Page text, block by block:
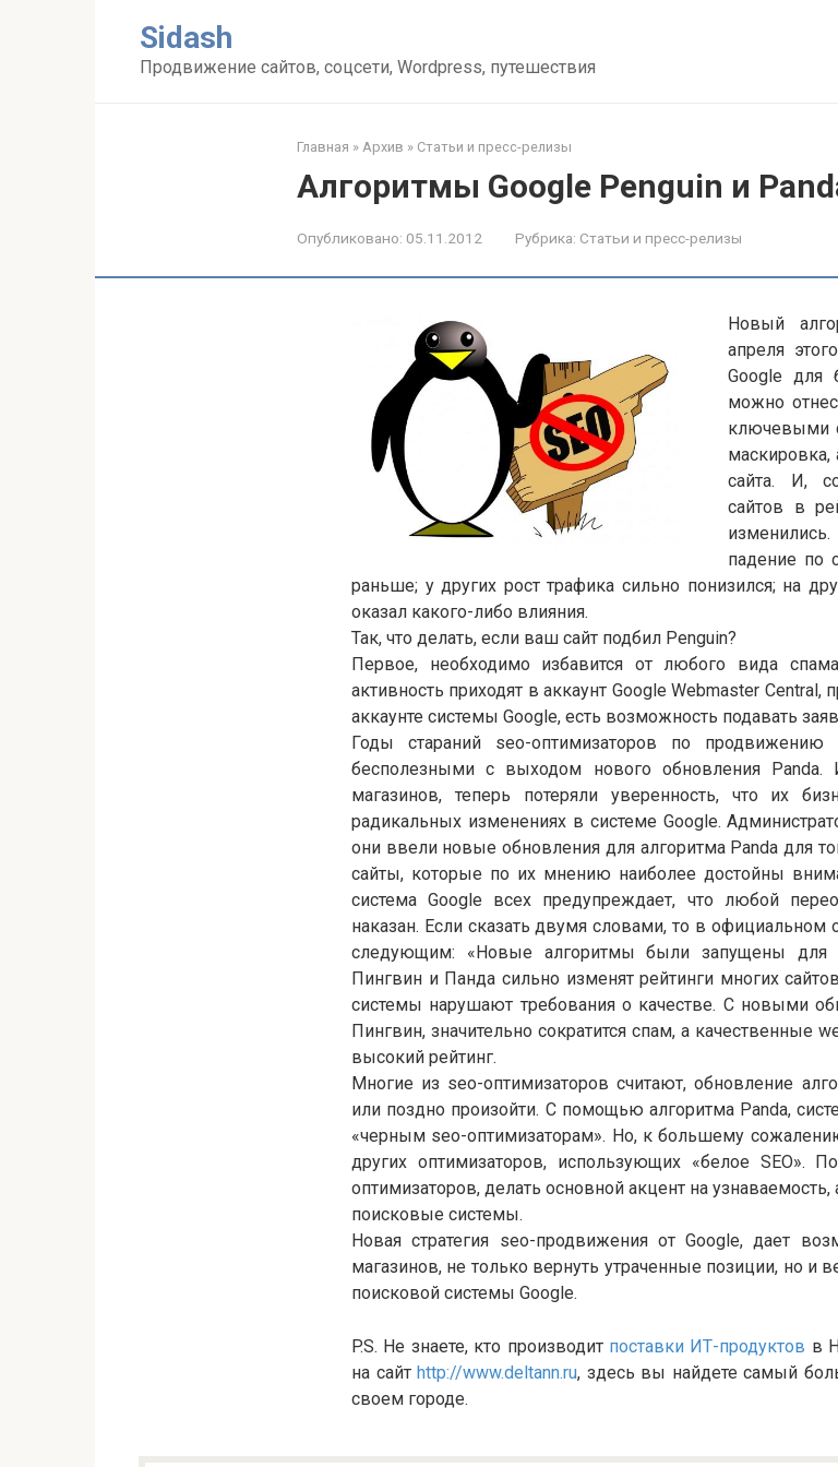
Sidash
Продвижение сайтов, соцсети, Wordpress, путешествия
Главная » Архив » Статьи и пресс-релизы
Алгоритмы Google Penguin и
Опубликовано: 05.11.2012 Рубрика: Статьи и пресс-релизы
Новый
апреля
Google для
можно
ключевыми
маскировка,
сайта. И,
сайтов в
падение по
раньше; у других рост трафика сильно понизился; на
оказал какого-либо влияния.
Так, что делать, если ваш сайт подбил Penguin?
Первое, необходимо избавится от любого вида
активность приходят в аккаунт Google Webmaster Central,
аккаунте системы Google, есть возможность подавать
Годы стараний seo-оптимизаторов по продвижению
бесполезными с выходом нового обновления Panda.
магазинов, теперь потеряли уверенность, что их
радикальных изменениях в системе Google.
они ввели новые обновления для алгоритма Panda для
сайты, которые по их мнению наиболее достойны
система Google всех предупреждает, что любой
наказан. Если сказать двумя словами, то в
следующим: «Новые алгоритмы были запущены для
Пингвин и Панда сильно изменят рейтинги многих
системы нарушают требования о качестве. С новыми
Пингвин, значительно сократится спам, а качественные
высокий рейтинг.
Многие из seo-оптимизаторов считают, обновление
или поздно произойти. С помощью алгоритма Panda,
«черным seo-оптимизаторам». Но, к большему
других оптимизаторов, использующих «белое SEO».
оптимизаторов, делать основной акцент на
поисковые системы.
Новая стратегия seo-продвижения от Google, дает
магазинов, не только вернуть утраченные позиции, но и
поисковой системы Google.
P.S. Не знаете, кто производит поставки ИТ-продуктов в
на сайт http://www.deltann.ru, здесь вы найдете самый
своем городе.